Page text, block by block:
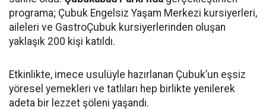
programa; Çubuk Engelsiz Yaşam Merkezi kursiyerleri,
aileleri ve GastroÇubuk kursiyerlerinden oluşan
yaklaşık 200 kişi katıldı.
Etkinlikte, imece usulüyle hazırlanan Çubuk’un eşsiz
yöresel yemekleri ve tatlıları hep birlikte yenilerek
adeta bir lezzet şöleni yaşandı.